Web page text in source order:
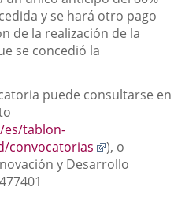
y se hará otro pago
de la realización de la
se concedió la
puede consultarse en
es/tablon-
convocatorias
Enlace
a
), o
y Desarrollo